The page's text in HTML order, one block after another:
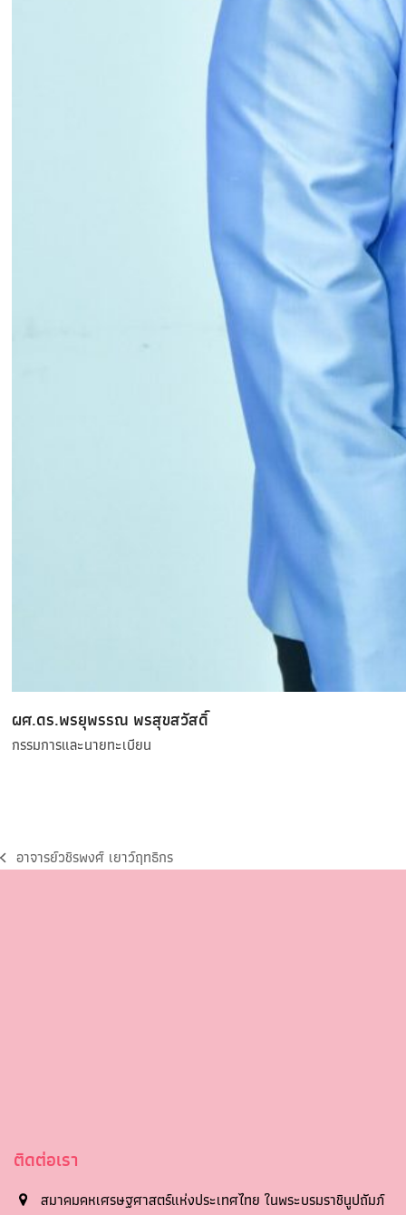
ผศ.ดร.พรยุพรรณ พรสุขสวัสดิ์
กรรมการและนายทะเบียน
อาจารย์วชิรพงศ์ เยาว์ฤทธิกร
ติดต่อเรา
สมาคมคหเศรษฐศาสตร์แห่งประเทศไทย ในพระบรมราชินูปถัมภ์